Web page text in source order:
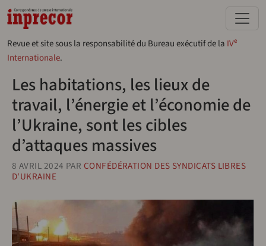
Aller au contenu principal
Revue et site sous la responsabilité du Bureau exécutif de la IVe
Internationale.
Les habitations, les lieux de
travail, l’énergie et l’économie de
l’Ukraine, sont les cibles
d’attaques massives
8 AVRIL 2024 PAR CONFÉDÉRATION DES SYNDICATS LIBRES
D'UKRAINE